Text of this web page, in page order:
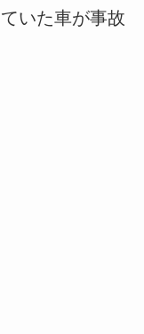
いた車が事故